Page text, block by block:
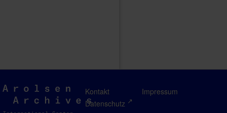
Arolsen
Archives
Kontakt
Impressum
Datenschutz